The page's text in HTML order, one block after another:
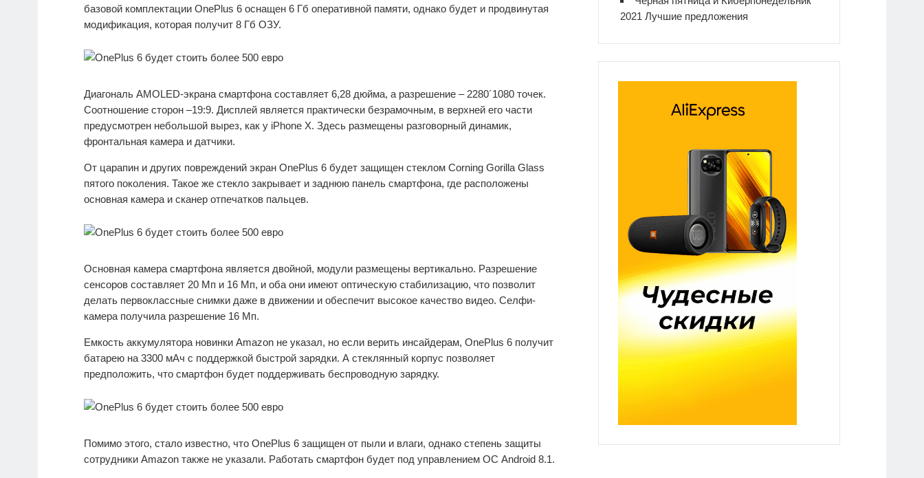
базовой комплектации OnePlus 6 оснащен 6 Гб оперативной памяти, однако будет и продвинутая
модификация, которая получит 8 Гб ОЗУ.
Диагональ AMOLED-экрана смартфона составляет 6,28 дюйма, а разрешение – 2280´1080 точек.
Соотношение сторон –19:9. Дисплей является практически безрамочным, в верхней его части
предусмотрен небольшой вырез, как у iPhone X. Здесь размещены разговорный динамик,
фронтальная камера и датчики.
От царапин и других повреждений экран OnePlus 6 будет защищен стеклом Corning Gorilla Glass
пятого поколения. Такое же стекло закрывает и заднюю панель смартфона, где расположены
основная камера и сканер отпечатков пальцев.
Основная камера смартфона является двойной, модули размещены вертикально. Разрешение
сенсоров составляет 20 Мп и 16 Мп, и оба они имеют оптическую стабилизацию, что позволит
делать первоклассные снимки даже в движении и обеспечит высокое качество видео. Селфи-
камера получила разрешение 16 Мп.
Емкость аккумулятора новинки Amazon не указал, но если верить инсайдерам, OnePlus 6 получит
батарею на 3300 мАч с поддержкой быстрой зарядки. А стеклянный корпус позволяет
предположить, что смартфон будет поддерживать беспроводную зарядку.
Помимо этого, стало известно, что OnePlus 6 защищен от пыли и влаги, однако степень защиты
сотрудники Amazon также не указали. Работать смартфон будет под управлением ОС Android 8.1.
2021 Лучшие предложения